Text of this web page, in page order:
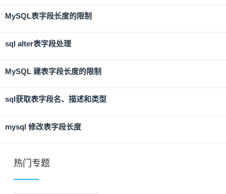
MySQL表字段长度的限制
sql alter表字段处理
MySQL 建表字段长度的限制
sql获取表字段名、描述和类型
mysql 修改表字段长度
热门专题